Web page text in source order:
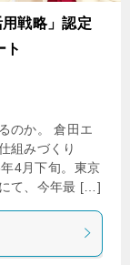
戦略」認定
ト
のか。 倉田エ
組みづくり
4月下旬。東京
て、今年最 […]